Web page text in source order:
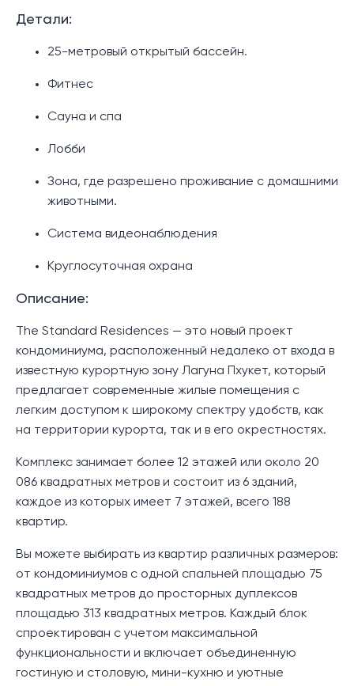
Детали:
25-метровый открытый бассейн.
Фитнес
Сауна и спа
Лобби
Зона, где разрешено проживание с домашними
животными.
Система видеонаблюдения
Круглосуточная охрана
Описание:
The Standard Residences — это новый проект
кондоминиума, расположенный недалеко от входа в
известную курортную зону Лагуна Пхукет, который
предлагает современные жилые помещения с
легким доступом к широкому спектру удобств, как
на территории курорта, так и в его окрестностях.
Комплекс занимает более 12 этажей или около 20
086 квадратных метров и состоит из 6 зданий,
каждое из которых имеет 7 этажей, всего 188
квартир.
Вы можете выбирать из квартир различных размеров:
от кондоминиумов с одной спальней площадью 75
квадратных метров до просторных дуплексов
площадью 313 квадратных метров. Каждый блок
спроектирован с учетом максимальной
функциональности и включает объединенную
гостиную и столовую, мини-кухню и уютные